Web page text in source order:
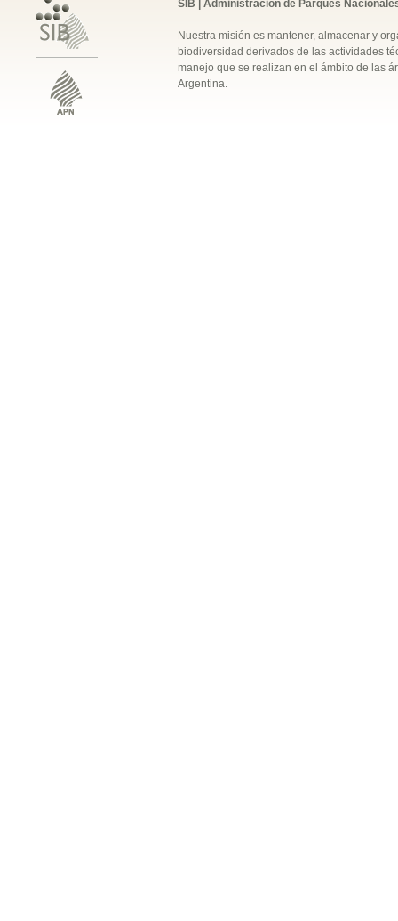
SIB | Administración de Parques
Nuestra misión es mantener, almacenar y
biodiversidad derivados de las actividades
manejo que se realizan en el ámbito de las
Argentina.